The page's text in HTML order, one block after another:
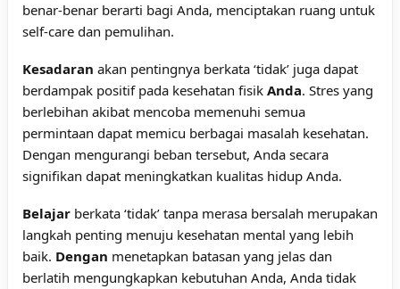
benar-benar berarti bagi Anda, menciptakan ruang untuk
self-care dan pemulihan.
Kesadaran akan pentingnya berkata ‘tidak’ juga dapat
berdampak positif pada kesehatan fisik Anda. Stres yang
berlebihan akibat mencoba memenuhi semua
permintaan dapat memicu berbagai masalah kesehatan.
Dengan mengurangi beban tersebut, Anda secara
signifikan dapat meningkatkan kualitas hidup Anda.
Belajar berkata ‘tidak’ tanpa merasa bersalah merupakan
langkah penting menuju kesehatan mental yang lebih
baik. Dengan menetapkan batasan yang jelas dan
berlatih mengungkapkan kebutuhan Anda, Anda tidak